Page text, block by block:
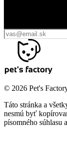
© 2026 Pet's
Táto stránka a
nesmú byť
písomného súhlasu